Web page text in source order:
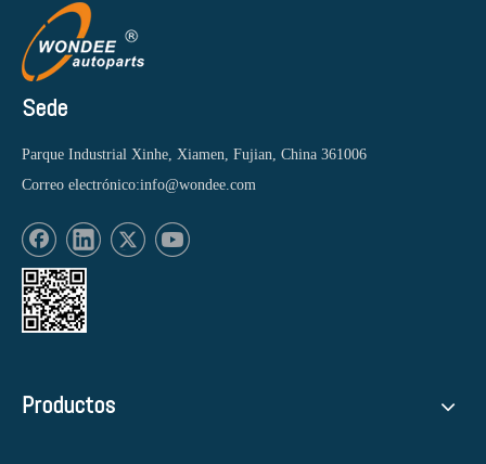
Sede
Parque Industrial Xinhe, Xiamen, Fujian, China 361006
Correo electrónico:info@wondee.com
Productos